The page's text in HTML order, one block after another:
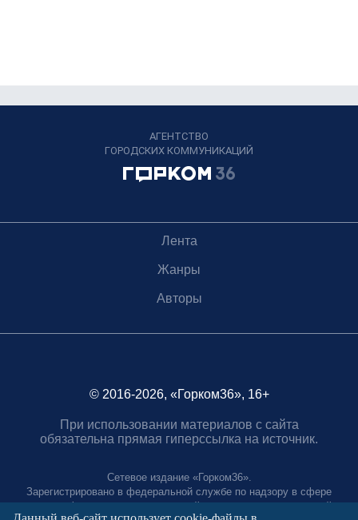
АГЕНТСТВО
ГОРОДСКИХ КОММУНИКАЦИЙ
Лента
Жанры
Авторы
© 2016-2026, «Горком36», 16+
При использовании материалов с сайта
обязательна прямая гиперссылка на источник.
Сетевое издание «Горком36».
Зарегистрировано в федеральной службе по надзору в сфере
связи, информационных технологий и массовых коммуникаций.